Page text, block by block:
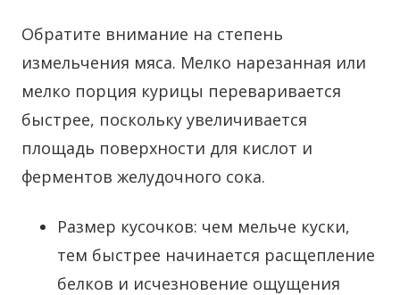
Обратите внимание на степень
измельчения мяса. Мелко нарезанная или
мелко порция курицы переваривается
быстрее, поскольку увеличивается
площадь поверхности для кислот и
ферментов желудочного сока.
Размер кусочков: чем мельче куски,
тем быстрее начинается расщепление
белков и исчезновение ощущения